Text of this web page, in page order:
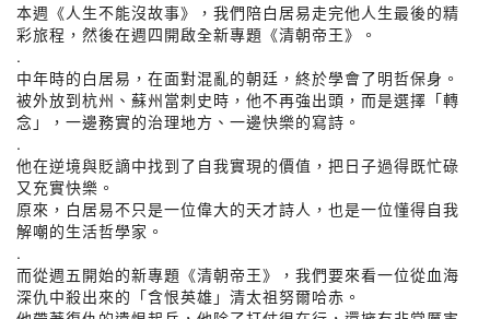
本週《人生不能沒故事》，我們陪白居易走完他人生最後的精
彩旅程，然後在週四開啟全新專題《清朝帝王》。
.
中年時的白居易，在面對混亂的朝廷，終於學會了明哲保身。
被外放到杭州、蘇州當刺史時，他不再強出頭，而是選擇「轉
念」，一邊務實的治理地方、一邊快樂的寫詩。
.
他在逆境與貶謫中找到了自我實現的價值，把日子過得既忙碌
又充實快樂。
原來，白居易不只是一位偉大的天才詩人，也是一位懂得自我
解嘲的生活哲學家。
.
而從週五開始的新專題《清朝帝王》，我們要來看一位從血海
深仇中殺出來的「含恨英雄」清太祖努爾哈赤。